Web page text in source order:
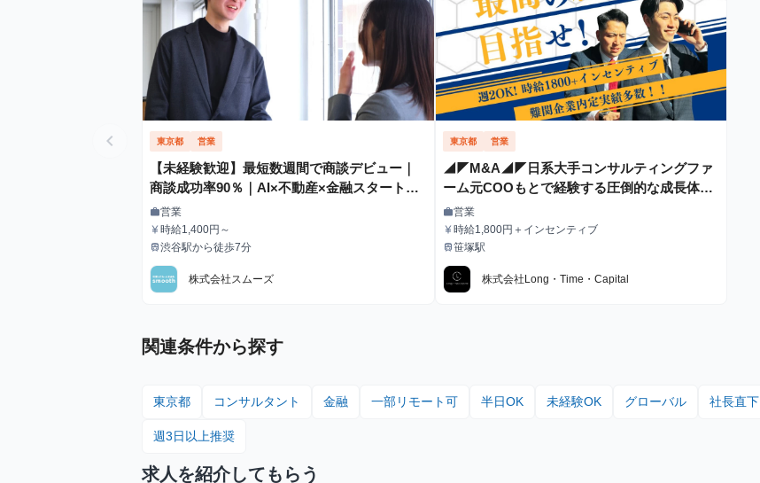
chevron_left 東京都 営業
【未経験歓迎】最短数週間で商談デビュー｜
商談成功率90％｜AI×不動産×金融スタートア
ップ
職種
work営業
給与
currency_yen時給1,400円～
最寄駅
train渋谷駅から徒歩7分
株式会社スムーズ
東京都 営業
◢◤M&A◢◤日系大手コンサルティングファ
ーム元COOもとで経験する圧倒的な成長体験
【コンサル・営業インターン】
職種
work営業
給与
currency_yen時給1,800円＋インセンティブ
最寄駅
train笹塚駅
株式会社Long・Time・Capital
関連条件から探す
東京都 コンサルタント 金融 一部リモート可 半日OK 未経験OK グローバル 社長直下
週3日以上推奨
求人を紹介してもらう